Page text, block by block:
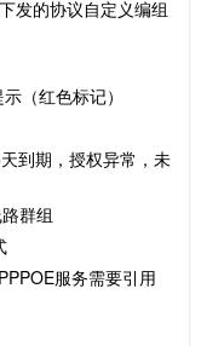
发的协议自定义编组
（红色标记）
到期，授权异常，未
群组
服务需要引用